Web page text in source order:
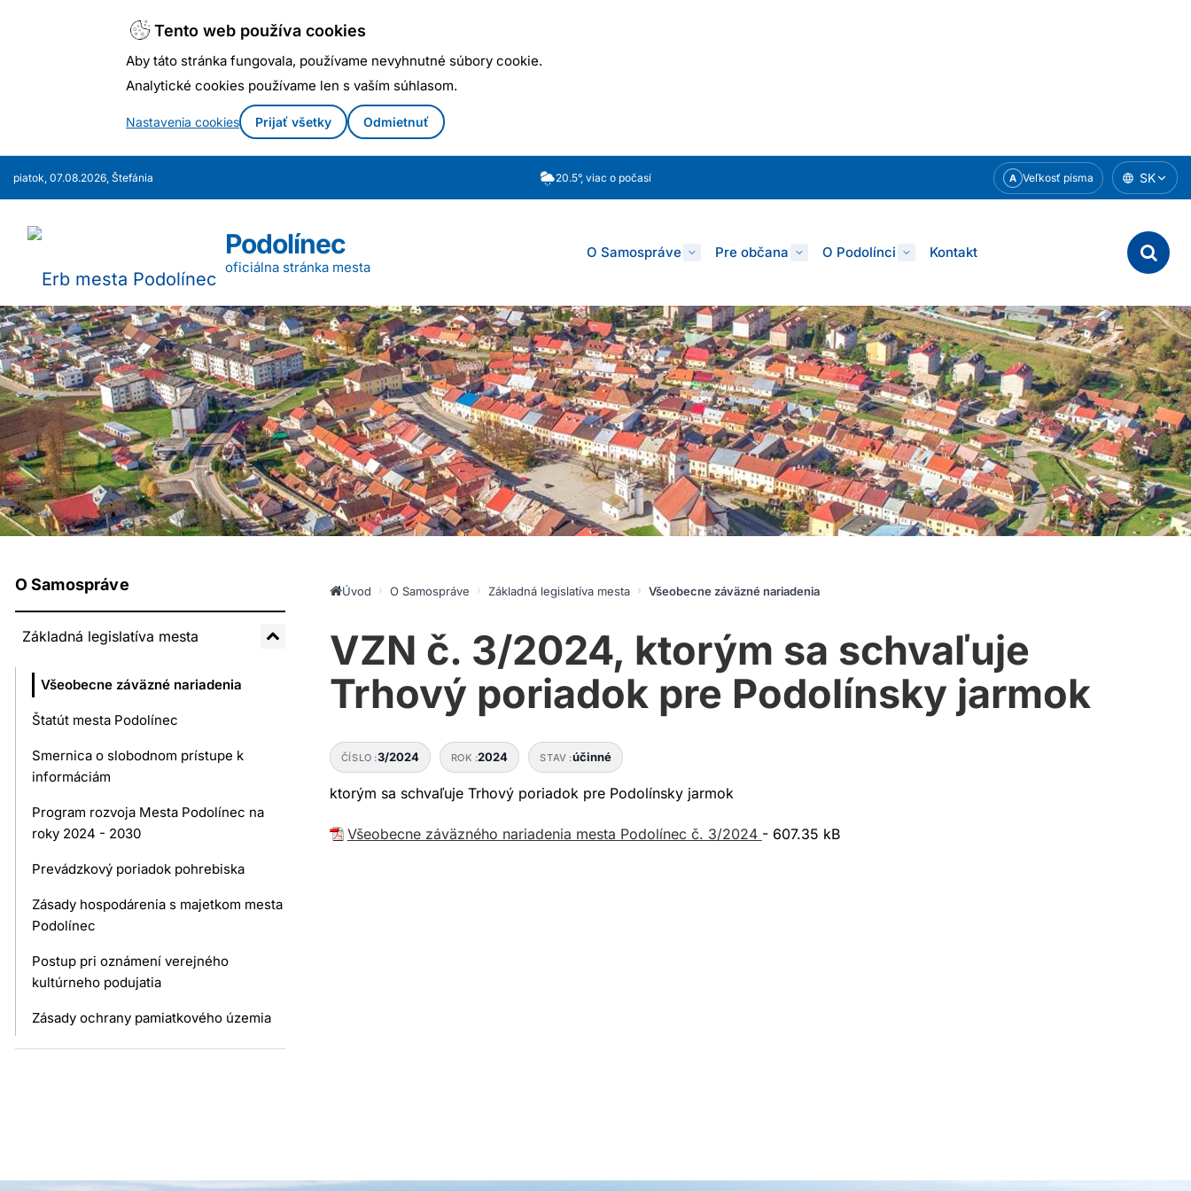
Tento web používa cookies
Aby táto stránka fungovala, používame nevyhnutné súbory cookie.
Analytické cookies používame len s vaším súhlasom.
Nastavenia cookies Prijať všetky Odmietnuť
piatok, 07.08.2026, Štefánia 20.5°, viac o počasí A Veľkosť písma SK
Podolínec
oficiálna stránka mesta
O Samospráve Pre občana O Podolínci Kontakt
O Samospráve
Základná legislatíva mesta
Všeobecne záväzné nariadenia
Štatút mesta Podolínec
Smernica o slobodnom prístupe k
informáciám
Program rozvoja Mesta Podolínec na
roky 2024 - 2030
Prevádzkový poriadok pohrebiska
Zásady hospodárenia s majetkom mesta
Podolínec
Postup pri oznámení verejného
kultúrneho podujatia
Zásady ochrany pamiatkového územia
Úvod O Samospráve Základná legislatíva mesta Všeobecne záväzné nariadenia
VZN č. 3/2024, ktorým sa schvaľuje
Trhový poriadok pre Podolínsky jarmok
ČÍSLO 3/2024 ROK 2024 STAV účinné
ktorým sa schvaľuje Trhový poriadok pre Podolínsky jarmok
Všeobecne záväzného nariadenia mesta Podolínec č. 3/2024 - 607.35 kB